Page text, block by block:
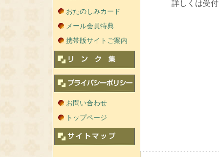
おたのしみカード
メール会員特典
携帯版サイトご案内
お問い合わせ
トップページ
詳しくは受付